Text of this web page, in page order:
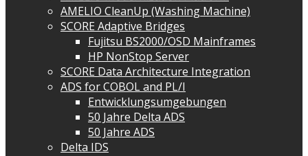
AMELIO CleanUp (Washing Machine)
SCORE Adaptive Bridges
Fujitsu BS2000/OSD Mainframes
HP NonStop Server
SCORE Data Architecture Integration
ADS for COBOL and PL/I
Entwicklungsumgebungen
50 Jahre Delta ADS
50 Jahre ADS
Delta IDS